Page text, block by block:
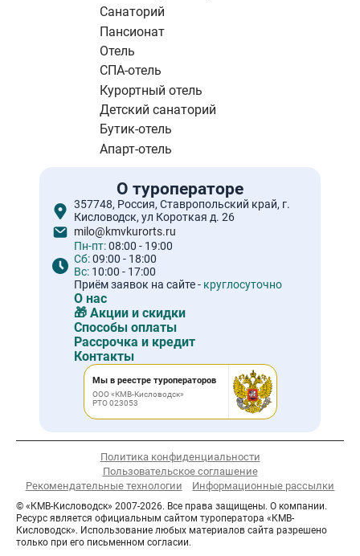
Санаторий
Пансионат
Отель
СПА-отель
Курортный отель
Детский санаторий
Бутик-отель
Апарт-отель
О туроператоре
357748, Россия, Ставропольский край, г.
Кисловодск, ул Короткая д. 26
milo@kmvkurorts.ru
Пн-пт:08:00 - 19:00
Сб:09:00 - 18:00
Вс: 10:00 - 17:00
Приём заявок на сайте - круглосуточно
О нас
🎁 Акции и скидки
Способы оплаты
Рассрочка и кредит
Контакты
Мы в реестре туроператоров
ООО «КМВ-Кисловодск»
РТО 023053
Политика конфиденциальности
Пользовательское соглашение
Рекомендательные технологии
Информационные рассылки
© «КМВ-Кисловодск» 2007-2026. Все права защищены. О компании.
Ресурс является официальным сайтом туроператора «КМВ-
Кисловодск». Использование любых материалов сайта разрешено
только при его письменном согласии.